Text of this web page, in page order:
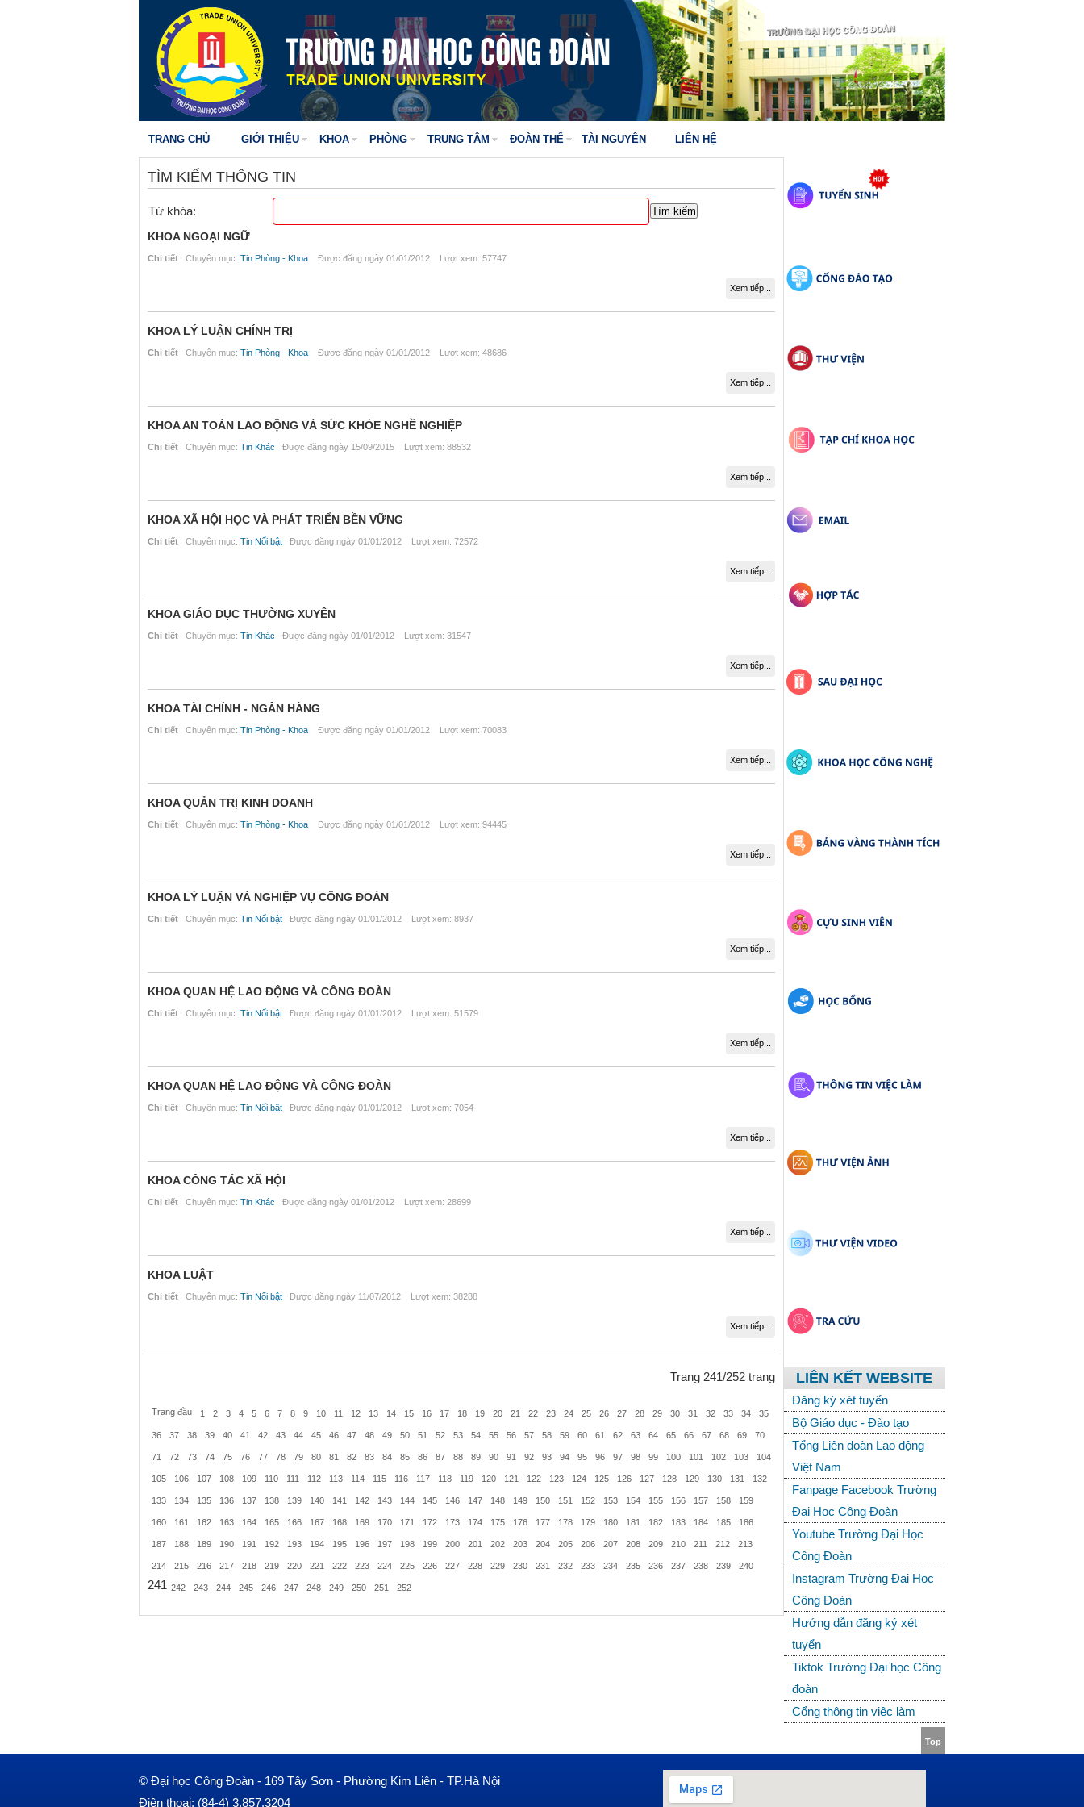
TRANG CHỦ GIỚI THIỆU KHOA PHÒNG TRUNG TÂM ĐOÀN THỂ TÀI NGUYÊN LIÊN HỆ
TÌM KIẾM THÔNG TIN
Từ khóa:
KHOA NGOẠI NGỮ
Chi tiết Chuyên mục: Tin Phòng - Khoa Được đăng ngày 01/01/2012 Lượt xem: 57747
Xem tiếp...
KHOA LÝ LUẬN CHÍNH TRỊ
Chi tiết Chuyên mục: Tin Phòng - Khoa Được đăng ngày 01/01/2012 Lượt xem: 48686
Xem tiếp...
KHOA AN TOÀN LAO ĐỘNG VÀ SỨC KHỎE NGHỀ NGHIỆP
Chi tiết Chuyên mục: Tin Khác Được đăng ngày 15/09/2015 Lượt xem: 88532
Xem tiếp...
KHOA XÃ HỘI HỌC VÀ PHÁT TRIỂN BỀN VỮNG
Chi tiết Chuyên mục: Tin Nổi bật Được đăng ngày 01/01/2012 Lượt xem: 72572
Xem tiếp...
KHOA GIÁO DỤC THƯỜNG XUYÊN
Chi tiết Chuyên mục: Tin Khác Được đăng ngày 01/01/2012 Lượt xem: 31547
Xem tiếp...
KHOA TÀI CHÍNH - NGÂN HÀNG
Chi tiết Chuyên mục: Tin Phòng - Khoa Được đăng ngày 01/01/2012 Lượt xem: 70083
Xem tiếp...
KHOA QUẢN TRỊ KINH DOANH
Chi tiết Chuyên mục: Tin Phòng - Khoa Được đăng ngày 01/01/2012 Lượt xem: 94445
Xem tiếp...
KHOA LÝ LUẬN VÀ NGHIỆP VỤ CÔNG ĐOÀN
Chi tiết Chuyên mục: Tin Nổi bật Được đăng ngày 01/01/2012 Lượt xem: 8937
Xem tiếp...
KHOA QUAN HỆ LAO ĐỘNG VÀ CÔNG ĐOÀN
Chi tiết Chuyên mục: Tin Nổi bật Được đăng ngày 01/01/2012 Lượt xem: 51579
Xem tiếp...
KHOA QUAN HỆ LAO ĐỘNG VÀ CÔNG ĐOÀN
Chi tiết Chuyên mục: Tin Nổi bật Được đăng ngày 01/01/2012 Lượt xem: 7054
Xem tiếp...
KHOA CÔNG TÁC XÃ HỘI
Chi tiết Chuyên mục: Tin Khác Được đăng ngày 01/01/2012 Lượt xem: 28699
Xem tiếp...
KHOA LUẬT
Chi tiết Chuyên mục: Tin Nổi bật Được đăng ngày 11/07/2012 Lượt xem: 38288
Xem tiếp...
Trang 241/252 trang
Trang đầu 1 2 3 4 5 6 7 8 9 10 11 12 13 14 15 16 17 18 19 20 21 22 23 24 25 26 27 28 29 30 31 32 33 34 35
36 37 38 39 40 41 42 43 44 45 46 47 48 49 50 51 52 53 54 55 56 57 58 59 60 61 62 63 64 65 66 67 68 69 70
71 72 73 74 75 76 77 78 79 80 81 82 83 84 85 86 87 88 89 90 91 92 93 94 95 96 97 98 99 100 101 102 103 104
105 106 107 108 109 110 111 112 113 114 115 116 117 118 119 120 121 122 123 124 125 126 127 128 129 130 131 132
133 134 135 136 137 138 139 140 141 142 143 144 145 146 147 148 149 150 151 152 153 154 155 156 157 158 159
160 161 162 163 164 165 166 167 168 169 170 171 172 173 174 175 176 177 178 179 180 181 182 183 184 185 186
187 188 189 190 191 192 193 194 195 196 197 198 199 200 201 202 203 204 205 206 207 208 209 210 211 212 213
214 215 216 217 218 219 220 221 222 223 224 225 226 227 228 229 230 231 232 233 234 235 236 237 238 239 240
241 242 243 244 245 246 247 248 249 250 251 252
LIÊN KẾT WEBSITE
Đăng ký xét tuyển
Bộ Giáo dục - Đào tạo
Tổng Liên đoàn Lao động
Việt Nam
Fanpage Facebook Trường
Đại Học Công Đoàn
Youtube Trường Đại Học
Công Đoàn
Instagram Trường Đại Học
Công Đoàn
Hướng dẫn đăng ký xét
tuyển
Tiktok Trường Đại học Công
đoàn
Cổng thông tin việc làm
Top
© Đại học Công Đoàn - 169 Tây Sơn - Phường Kim Liên - TP.Hà Nội
Điện thoại: (84-4) 3.857.3204